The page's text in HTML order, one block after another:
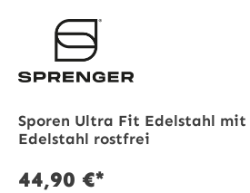
Sporen Ultra Fit Edelstahl mit
Edelstahl rostfrei
44,90 €*